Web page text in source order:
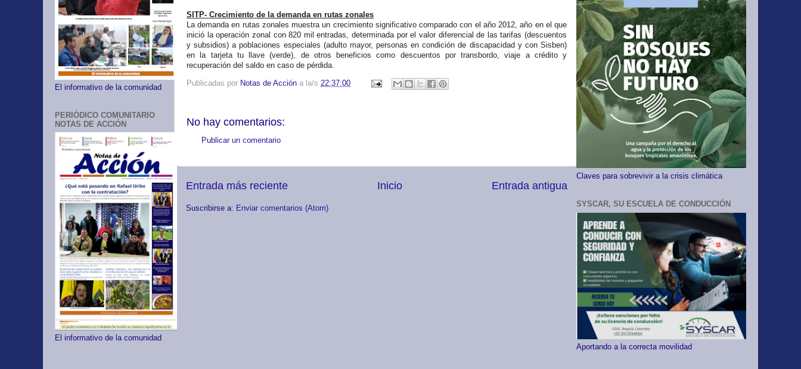
SITP- Crecimiento de la demanda en rutas zonales
La demanda en rutas zonales muestra un crecimiento significativo comparado con el año 2012, año en el que
inició la operación zonal con 820 mil entradas, determinada por el valor diferencial de las tarifas (descuentos
y subsidios) a poblaciones especiales (adulto mayor, personas en condición de discapacidad y con Sisben)
en la tarjeta tu llave (verde), de otros beneficios como descuentos por transbordo, viaje a crédito y
recuperación del saldo en caso de pérdida.
Publicadas por Notas de Acción a la/s 22:37:00
No hay comentarios:
Publicar un comentario
Entrada más reciente Entrada antigua
Inicio
Suscribirse a: Enviar comentarios (Atom)
El informativo de la comunidad
PERIÓDICO COMUNITARIO
NOTAS DE ACCIÓN
El informativo de la comunidad
Claves para sobrevivir a la crisis climática
SYSCAR, SU ESCUELA DE CONDUCCIÓN
Aportando a la correcta movilidad